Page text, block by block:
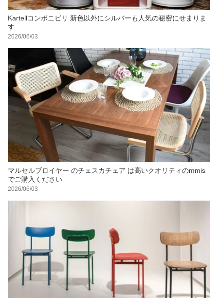
Kartellコンポニビリ 新色以外にシルバーも人気の秘密にせまりま
す
2026/06/03
マルセルブロイヤー のチェスカチェア は高いクオリティのmmis
でご購入ください
2026/06/03